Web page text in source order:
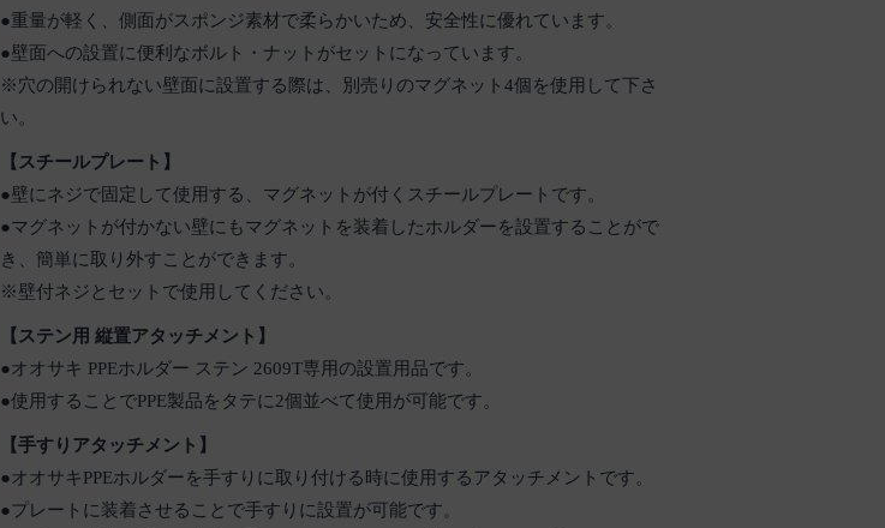
●重量が軽く、側面がスポンジ素材で柔らかいため、安全性に優れています。
●壁面への設置に便利なボルト・ナットがセットになっています。
※穴の開けられない壁面に設置する際は、別売りのマグネット4個を使用して下さ
い。
【スチールプレート】
●壁にネジで固定して使用する、マグネットが付くスチールプレートです。
●マグネットが付かない壁にもマグネットを装着したホルダーを設置することがで
き、簡単に取り外すことができます。
※壁付ネジとセットで使用してください。
【ステン用 縦置アタッチメント】
●オオサキ PPEホルダー ステン 2609T専用の設置用品です。
●使用することでPPE製品をタテに2個並べて使用が可能です。
【手すりアタッチメント】
●オオサキPPEホルダーを手すりに取り付ける時に使用するアタッチメントです。
●プレートに装着させることで手すりに設置が可能です。